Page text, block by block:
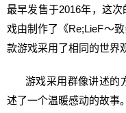
最早发售于2016年，这
戏由制作了《Re;LieF～
款游戏采用了相同的世界
游戏采用群像讲述的
述了一个温暖感动的故事